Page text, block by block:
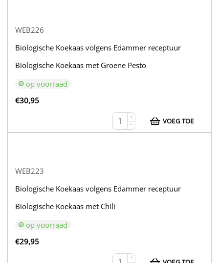
WEB226
Biologische Koekaas volgens Edammer receptuur
Biologische Koekaas met Groene Pesto
op voorraad
€30,95
+
−
VOEG TOE
WEB223
Biologische Koekaas volgens Edammer receptuur
Biologische Koekaas met Chili
op voorraad
€29,95
+